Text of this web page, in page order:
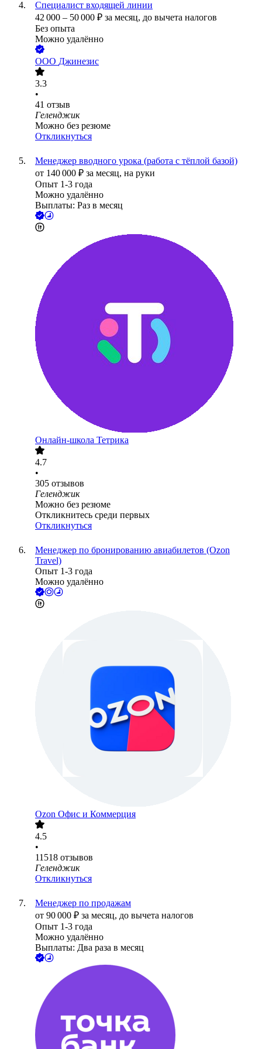
Специалист входящей линии
42 000 – 50 000 ₽ за месяц, до вычета налогов
Без опыта
Можно удалённо
ООО Джинезис
3.3
•
41 отзыв
Геленджик
Можно без резюме
Откликнуться
Менеджер вводного урока (работа с тёплой базой)
от 140 000 ₽ за месяц, на руки
Опыт 1-3 года
Можно удалённо
Выплаты: Раз в месяц
Онлайн-школа Тетрика
4.7
•
305 отзывов
Геленджик
Можно без резюме
Откликнитесь среди первых
Откликнуться
Менеджер по бронированию авиабилетов (Ozon
Travel)
Опыт 1-3 года
Можно удалённо
Ozon Офис и Коммерция
4.5
•
11518 отзывов
Геленджик
Откликнуться
Менеджер по продажам
от 90 000 ₽ за месяц, до вычета налогов
Опыт 1-3 года
Можно удалённо
Выплаты: Два раза в месяц